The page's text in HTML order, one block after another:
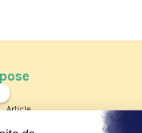
Article
Les reportages d'été 2026